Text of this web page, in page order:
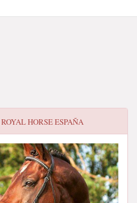
ROYAL HORSE ESPAÑA